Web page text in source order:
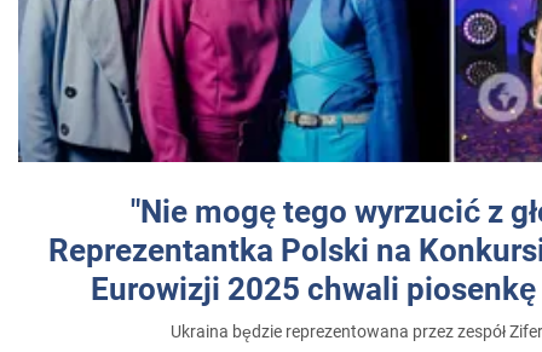
"Nie mogę tego wyrzucić z
Reprezentantka Polski na
Eurowizji 2025 chwali
Ukraina będzie reprezentowana przez zespół